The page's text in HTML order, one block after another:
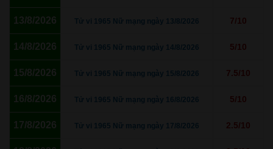
13/8/2026 Tử vi 1965 Nữ mạng ngày 13/8/2026 7/10
14/8/2026 Tử vi 1965 Nữ mạng ngày 14/8/2026 5/10
15/8/2026 Tử vi 1965 Nữ mạng ngày 15/8/2026 7.5/10
16/8/2026 Tử vi 1965 Nữ mạng ngày 16/8/2026 5/10
17/8/2026 Tử vi 1965 Nữ mạng ngày 17/8/2026 2.5/10